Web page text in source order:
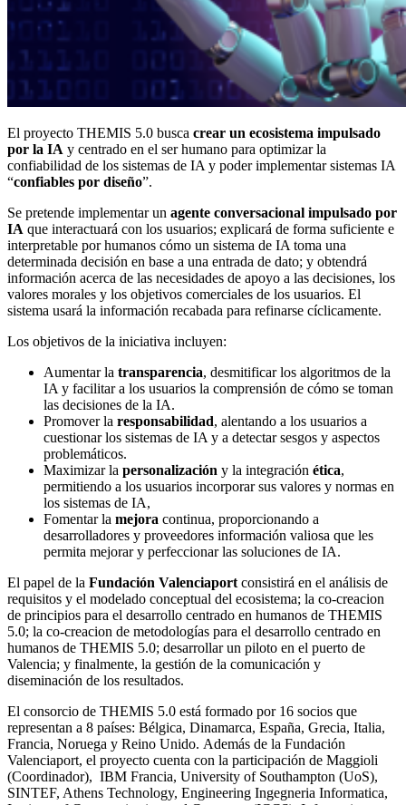
El proyecto THEMIS 5.0 busca crear un ecosistema impulsado
por la IA y centrado en el ser humano para optimizar la
confiabilidad de los sistemas de IA y poder implementar sistemas IA
“confiables por diseño”.
Se pretende implementar un agente conversacional impulsado por
IA que interactuará con los usuarios; explicará de forma suficiente e
interpretable por humanos cómo un sistema de IA toma una
determinada decisión en base a una entrada de dato; y obtendrá
información acerca de las necesidades de apoyo a las decisiones, los
valores morales y los objetivos comerciales de los usuarios. El
sistema usará la información recabada para refinarse cíclicamente.
Los objetivos de la iniciativa incluyen:
Aumentar la transparencia, desmitificar los algoritmos de la
IA y facilitar a los usuarios la comprensión de cómo se toman
las decisiones de la IA.
Promover la responsabilidad, alentando a los usuarios a
cuestionar los sistemas de IA y a detectar sesgos y aspectos
problemáticos.
Maximizar la personalización y la integración ética,
permitiendo a los usuarios incorporar sus valores y normas en
los sistemas de IA,
Fomentar la mejora continua, proporcionando a
desarrolladores y proveedores información valiosa que les
permita mejorar y perfeccionar las soluciones de IA.
El papel de la Fundación Valenciaport consistirá en el análisis de
requisitos y el modelado conceptual del ecosistema; la co-creacion
de principios para el desarrollo centrado en humanos de THEMIS
5.0; la co-creacion de metodologías para el desarrollo centrado en
humanos de THEMIS 5.0; desarrollar un piloto en el puerto de
Valencia; y finalmente, la gestión de la comunicación y
diseminación de los resultados.
El consorcio de THEMIS 5.0 está formado por 16 socios que
representan a 8 países: Bélgica, Dinamarca, España, Grecia, Italia,
Francia, Noruega y Reino Unido. Además de la Fundación
Valenciaport, el proyecto cuenta con la participación de Maggioli
(Coordinador), IBM Francia, University of Southampton (UoS),
SINTEF, Athens Technology, Engineering Ingegneria Informatica,